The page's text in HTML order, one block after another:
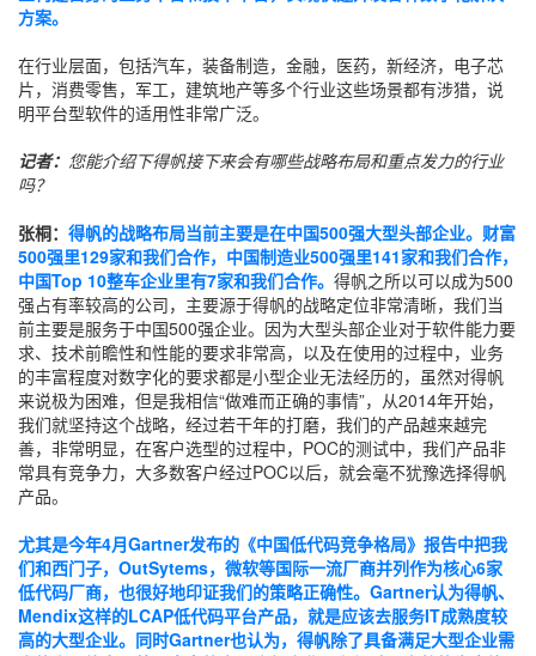
方案。
在行业层面，包括汽车，装备制造，金融，医药，新经济，电子芯
片，消费零售，军工，建筑地产等多个行业这些场景都有涉猎，说
明平台型软件的适用性非常广泛。
记者： 您能介绍下得帆接下来会有哪些战略布局和重点发力的行业
吗？
张桐： 得帆的战略布局当前主要是在中国500强大型头部企业。 财富
500强里129家和我们合作，中国制造业500强里141家和我们合作，
中国Top 10整车企业里有7家和我们合作。 得帆之所以可以成为500
强占有率较高的公司，主要源于得帆的战略定位非常清晰，我们当
前主要是服务于中国500强企业。因为大型头部企业对于软件能力要
求、技术前瞻性和性能的要求非常高，以及在使用的过程中，业务
的丰富程度对数字化的要求都是小型企业无法经历的，虽然对得帆
来说极为困难，但是我相信“做难而正确的事情”，从2014年开始，
我们就坚持这个战略，经过若干年的打磨，我们的产品越来越完
善，非常明显，在客户选型的过程中，POC的测试中，我们产品非
常具有竞争力，大多数客户经过POC以后，就会毫不犹豫选择得帆
产品。
尤其是今年4月Gartner发布的《中国低代码竞争格局》报告中把我
们和西门子，OutSytems，微软等国际一流厂商并列作为核心6家
低代码厂商，也很好地印证我们的策略正确性。Gartner认为得帆、
Mendix这样的LCAP低代码平台产品，就是应该去服务IT成熟度较
高的大型企业。同时Gartner也认为，得帆除了具备满足大型企业需